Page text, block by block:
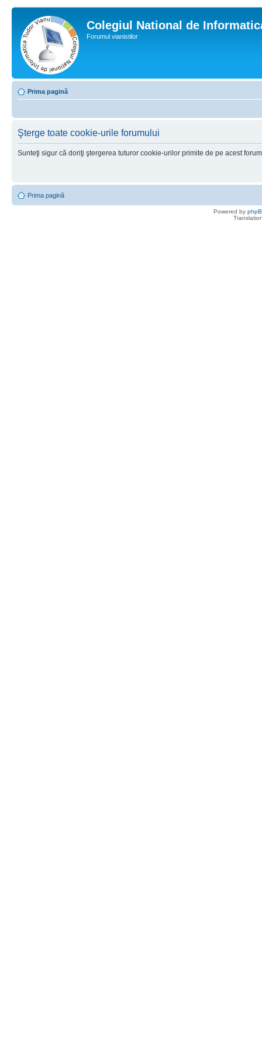
Colegiul National de
Forumul vianistilor
Prima pagină
Şterge toate cookie-urile forumului
Sunteţi sigur că doriţi ştergerea tuturor cookie-urilor primite de pe acest
Prima pagină
Powered by